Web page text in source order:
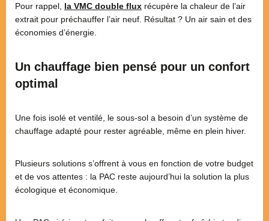
Pour rappel, la VMC double flux récupère la chaleur de l’air
extrait pour préchauffer l’air neuf. Résultat ? Un air sain et des
économies d’énergie.
Un chauffage bien pensé pour un confort
optimal
Une fois isolé et ventilé, le sous-sol a besoin d’un système de
chauffage adapté pour rester agréable, même en plein hiver.
Plusieurs solutions s’offrent à vous en fonction de votre budget
et de vos attentes : la PAC reste aujourd’hui la solution la plus
écologique et économique.